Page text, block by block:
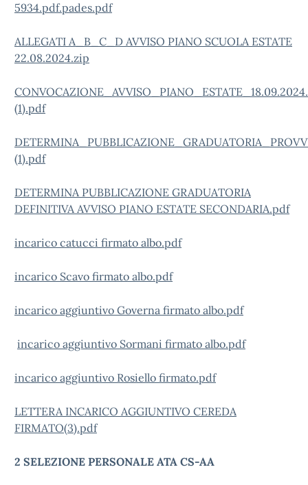
5934.pdf.pades.pdf
ALLEGATI A_B_C_D AVVISO PIANO SCUOLA ESTATE
22.08.2024.zip
(1).pdf
(1).pdf
DETERMINA PUBBLICAZIONE GRADUATORIA
DEFINITIVA AVVISO PIANO ESTATE SECONDARIA.pdf
incarico catucci firmato albo.pdf
incarico Scavo firmato albo.pdf
incarico aggiuntivo Governa firmato albo.pdf
incarico aggiuntivo Sormani firmato albo.pdf
incarico aggiuntivo Rosiello firmato.pdf
LETTERA INCARICO AGGIUNTIVO CEREDA
FIRMATO(3).pdf
2 SELEZIONE PERSONALE ATA CS-AA